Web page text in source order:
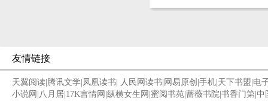
友情链接
天翼阅读 腾讯文学 凤凰读书 人民网读书 网易原创 手机 天下书盟 电
小说网 八月居 17K言情网 纵横女生网 蜜阅书苑 蔷薇书院 书香门第 中